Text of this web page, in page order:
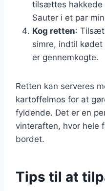
tilsættes hakkede
Sauter i et par
Kog retten: Tilsæt
simre, indtil
er gennemkogte.
Retten kan serveres
kartoffelmos for at
fyldende. Det er en
vinteraften, hvor hele
bordet.
Tips til at